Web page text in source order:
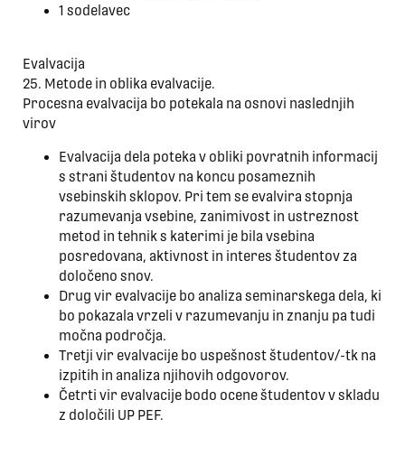
1 sodelavec
Evalvacija
25. Metode in oblika evalvacije.
Procesna evalvacija bo potekala na osnovi naslednjih
virov
Evalvacija dela poteka v obliki povratnih informacij
s strani študentov na koncu posameznih
vsebinskih sklopov. Pri tem se evalvira stopnja
razumevanja vsebine, zanimivost in ustreznost
metod in tehnik s katerimi je bila vsebina
posredovana, aktivnost in interes študentov za
določeno snov.
Drug vir evalvacije bo analiza seminarskega dela, ki
bo pokazala vrzeli v razumevanju in znanju pa tudi
močna področja.
Tretji vir evalvacije bo uspešnost študentov/-tk na
izpitih in analiza njihovih odgovorov.
Četrti vir evalvacije bodo ocene študentov v skladu
z določili UP PEF.